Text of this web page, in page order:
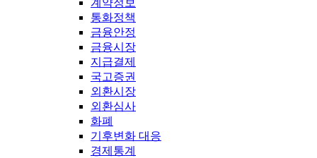
통화정책
금융안정
금융시장
지급결제
국고증권
외환시장
외환심사
화폐
기후변화 대응
경제통계